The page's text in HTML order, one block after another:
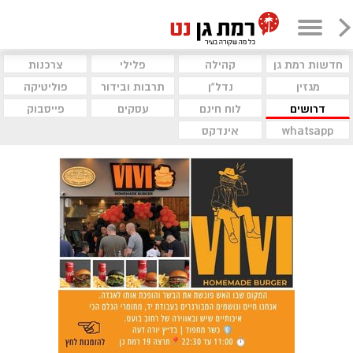
חדשות רמת גן קהילה פלילי
צרכנות
מגזין
נדל"ן תרבות ובידור
פוליטיקה
דרושים
לוח חינם עסקים
פייסבוק
whatsapp
אינדקס